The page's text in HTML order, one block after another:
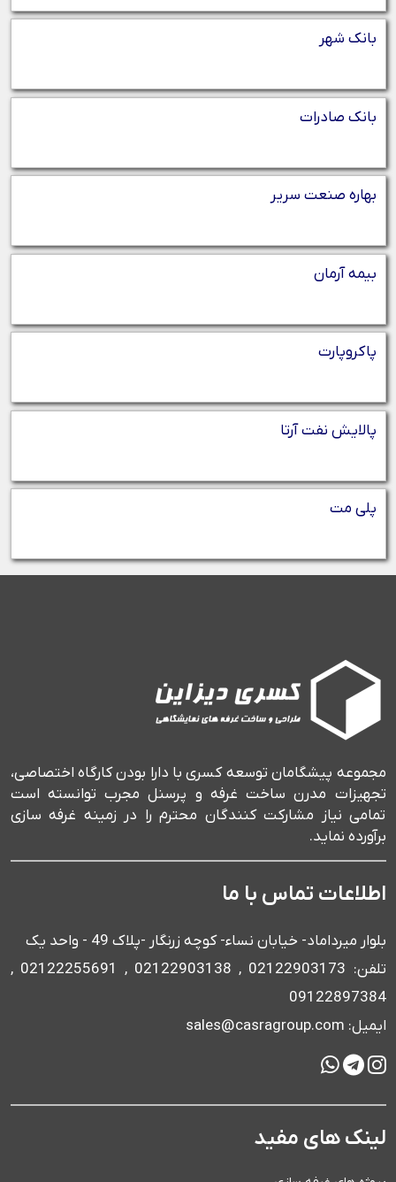
بانک شهر
بانک صادرات
بهاره صنعت سریر
بیمه آرمان
پاکروپارت
پالایش نفت آرتا
پلی مت
مجموعه پیشگامان توسعه کسری با دارا بودن کارگاه اختصاصی،
تجهیزات مدرن ساخت غرفه و پرسنل مجرب توانسته است
تمامی نیاز مشارکت کنندگان محترم را در زمینه غرفه سازی
برآورده نماید.
اطلاعات تماس با ما
بلوار میرداماد- خیابان نساء- کوچه زرنگار -پلاک 49 - واحد یک
تلفن: 02122903173 , 02122903138 , 02122255691 ,
09122897384
ایمیل: sales@casragroup.com
لینک های مفید